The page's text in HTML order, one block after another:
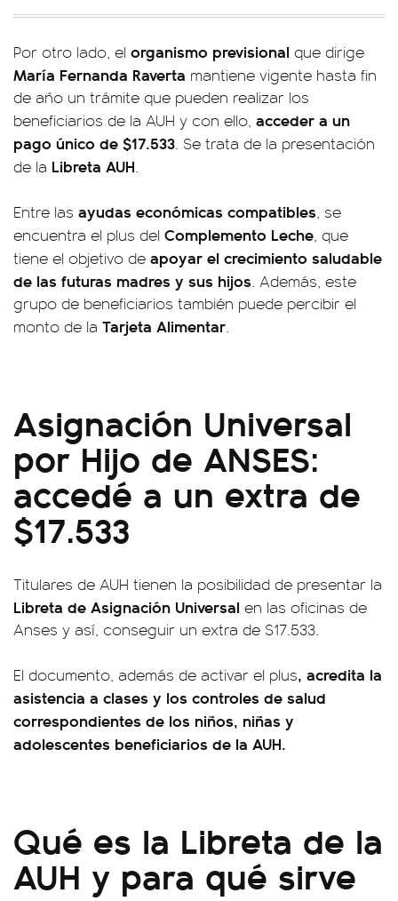
Por otro lado, el organismo previsional que dirige
María Fernanda Raverta mantiene vigente hasta fin
de año un trámite que pueden realizar los
beneficiarios de la AUH y con ello, acceder a un
pago único de $17.533. Se trata de la presentación
de la Libreta AUH.
Entre las ayudas económicas compatibles, se
encuentra el plus del Complemento Leche, que
tiene el objetivo de apoyar el crecimiento saludable
de las futuras madres y sus hijos. Además, este
grupo de beneficiarios también puede percibir el
monto de la Tarjeta Alimentar.
Asignación Universal
por Hijo de ANSES:
accedé a un extra de
$17.533
Titulares de AUH tienen la posibilidad de presentar la
Libreta de Asignación Universal en las oficinas de
Anses y así, conseguir un extra de $17.533.
El documento, además de activar el plus, acredita la
asistencia a clases y los controles de salud
correspondientes de los niños, niñas y
adolescentes beneficiarios de la AUH.
Qué es la Libreta de la
AUH y para qué sirve